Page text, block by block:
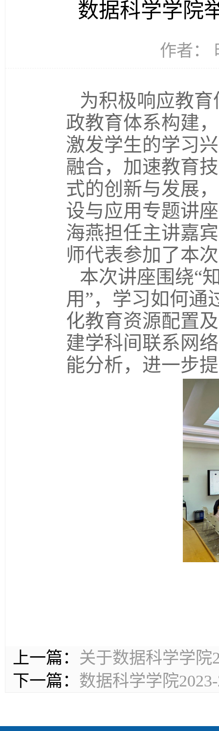
数据科学学院
作者：
为积极响应教
政教育体系构建
激发学生的学习
融合，加速教育
式的创新与发展
设与应用专题讲
海燕担任主讲嘉
师代表参加了本
本次讲座围绕“
用”，学习如何通
化教育资源配置
建学科间联系网
能分析，进一步
上一篇： 关于数据科学学院
下一篇： 数据科学学院